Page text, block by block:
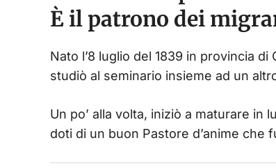
È il patrono dei
Nato l’8 luglio del 1839 in provincia
studiò al seminario insieme ad un
Un po’ alla volta, iniziò a maturare in
doti di un buon Pastore d’anime che